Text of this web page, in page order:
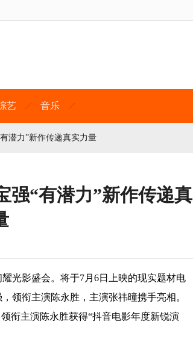
艺 音乐
潜力”新作传递真实力量
强“有潜力”新作传递真
耀光影盛会。 将于7月 6日上映的现实题材电
， 领衔主演陈永胜 ， 主演张祎曈携手亮相。
领衔主演陈永胜获得“抖音电影年度新锐演